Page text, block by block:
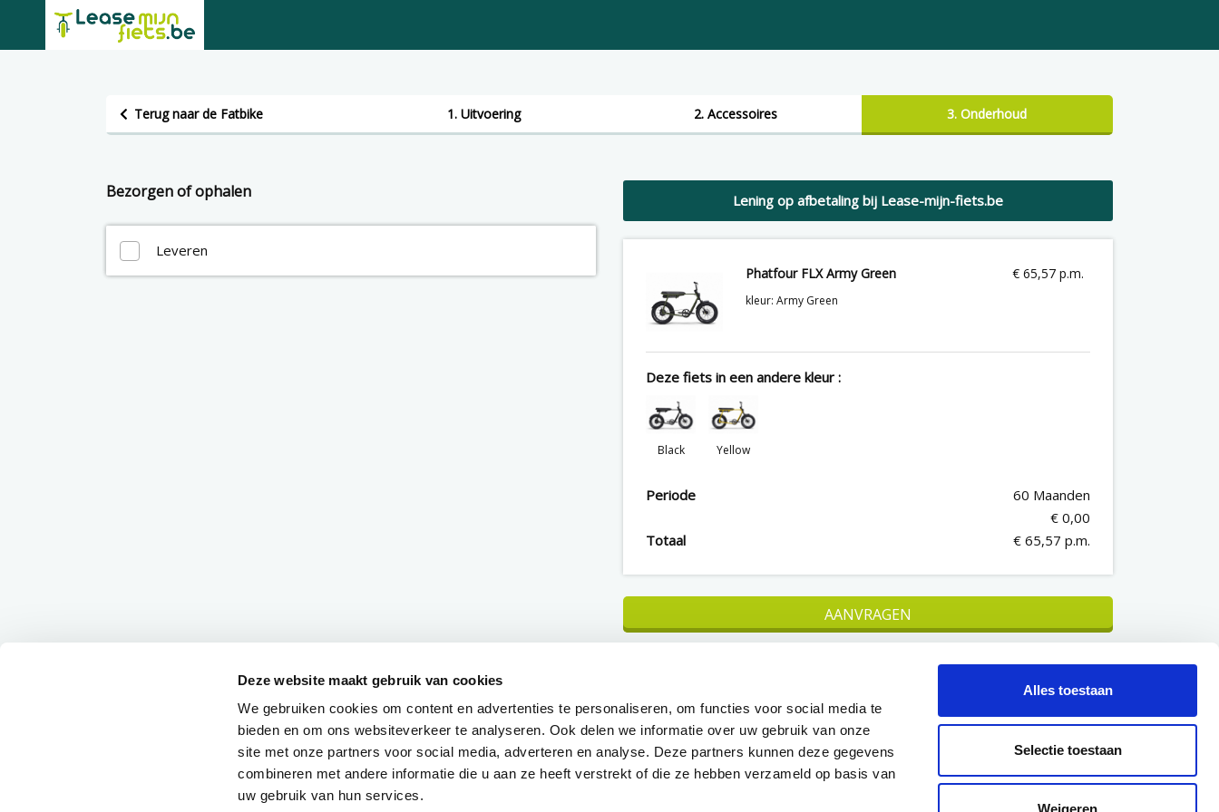
Deze website maakt gebruik van cookies
We gebruiken cookies om content en advertenties te personaliseren, om functies voor social media te
bieden en om ons websiteverkeer te analyseren. Ook delen we informatie over uw gebruik van onze
site met onze partners voor social media, adverteren en analyse. Deze partners kunnen deze gegevens
combineren met andere informatie die u aan ze heeft verstrekt of die ze hebben verzameld op basis van
uw gebruik van hun services.
Alles toestaan
Selectie toestaan
Weigeren
Terug naar de Fatbike 1. Uitvoering 2. Accessoires 3. Onderhoud
Bezorgen of ophalen
Leveren
Lening op afbetaling bij Lease-mijn-fiets.be
Phatfour FLX Army Green
kleur: Army Green
€ 65,57 p.m.
Deze fiets in een andere kleur :
Black Yellow
Periode
60 Maanden
€ 0,00
Totaal
€ 65,57 p.m.
AANVRAGEN
Minimaal 1 jaar garantie Lening op afbetaling